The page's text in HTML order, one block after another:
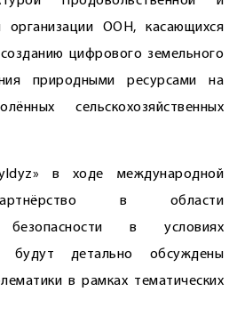
организации ООН, касающихся
цифрового земельного
природными ресурсами на
сельскохозяйственных
в ходе международной
в области
безопасности в условиях
будут детально обсуждены
в рамках тематических